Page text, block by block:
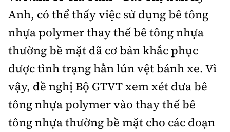
Anh, có thể thấy việc sử dụng bê tông
nhựa polymer thay thế bê tông nhựa
thường bề mặt đã cơ bản khắc phục
được tình trạng hằn lún vệt bánh xe. Vì
vậy, đề nghị Bộ GTVT xem xét đưa bê
tông nhựa polymer vào thay thế bê
tông nhựa thường bề mặt cho các đoạn